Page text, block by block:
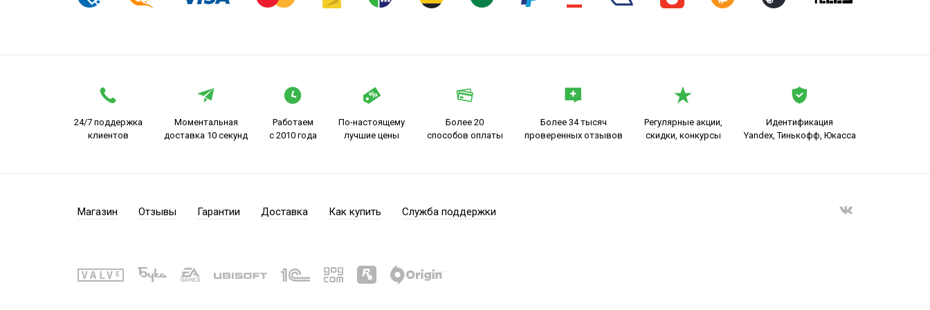
24/7 поддержка
клиентов
Моментальная
доставка 10 секунд
Работаем
с 2010 года
По-настоящему
лучшие цены
Более 20
способов оплаты
Более 34 тысяч
проверенных отзывов
Регулярные акции,
скидки, конкурсы
Идентификация
Yandex, Тинькофф, Юкасса
Магазин Отзывы Гарантии Доставка Как купить Служба поддержки